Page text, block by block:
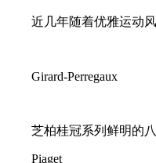
近几年随着优雅运动
Girard-Perregaux
芝柏桂冠系列鲜明的
Piaget